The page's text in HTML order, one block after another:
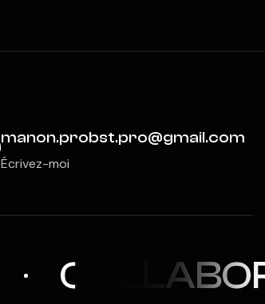
manon.probst.pro@gmail.com
Écrivez-moi